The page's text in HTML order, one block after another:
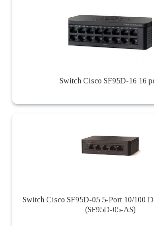
Switch Cisco SF95D-16 16
Switch Cisco SF95D-05 5-Port 10/100
(SF95D-05-AS)